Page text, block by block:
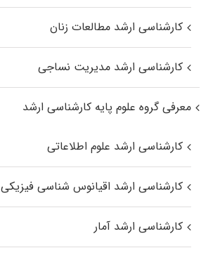
کارشناسی ارشد مطالعات زنان
کارشناسی ارشد مدیریت نساجی
معرفی گروه علوم پایه کارشناسی ارشد
کارشناسی ارشد علوم اطلاعاتی
کارشناسی ارشد اقیانوس‌ شناسی فیزیکی
کارشناسی ارشد آمار